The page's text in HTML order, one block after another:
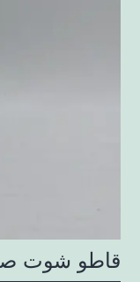
قاطو شوت صغير